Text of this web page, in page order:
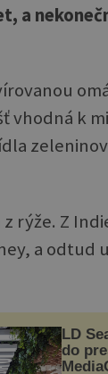
a
vhodná k
rýže. Z
a odtud
LD
do